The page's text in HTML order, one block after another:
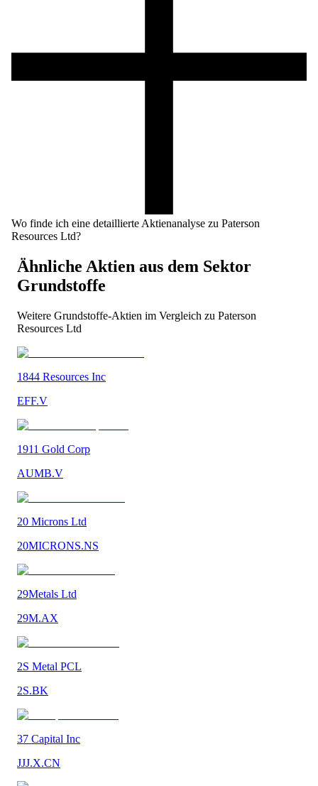
Wo finde ich eine detaillierte Aktienanalyse zu Paterson
Resources Ltd?
Ähnliche Aktien aus dem Sektor
Grundstoffe
Weitere Grundstoffe-Aktien im Vergleich zu Paterson
Resources Ltd
1844 Resources Inc
EFF.V
1911 Gold Corp
AUMB.V
20 Microns Ltd
20MICRONS.NS
29Metals Ltd
29M.AX
2S Metal PCL
2S.BK
37 Capital Inc
JJJ.X.CN